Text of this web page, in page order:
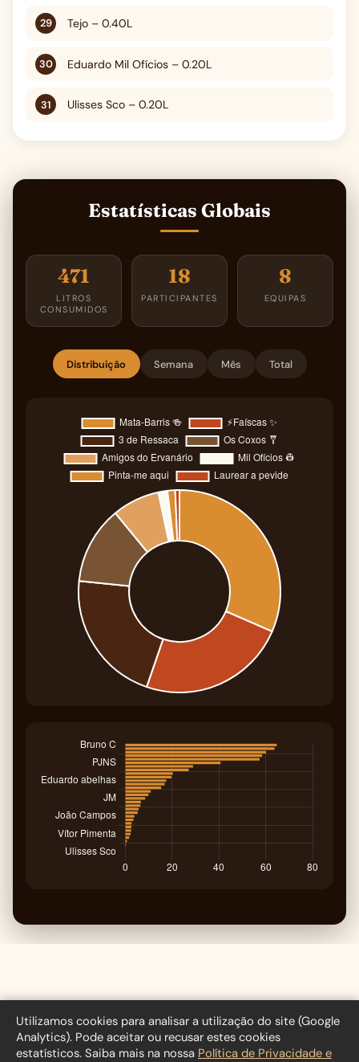
Tejo – 0.40L
Eduardo Mil Ofícios – 0.20L
Ulisses Sco – 0.20L
Estatísticas Globais
471
LITROS
CONSUMIDOS
18
PARTICIPANTES
8
EQUIPAS
Distribuição Semana Mês Total
CaféMartins
Desde 1986 a servir Pombal
Utilizamos cookies para analisar a utilização do site (Google
Analytics). Pode aceitar ou recusar estes cookies
estatísticos. Saiba mais na nossa Política de Privacidade e